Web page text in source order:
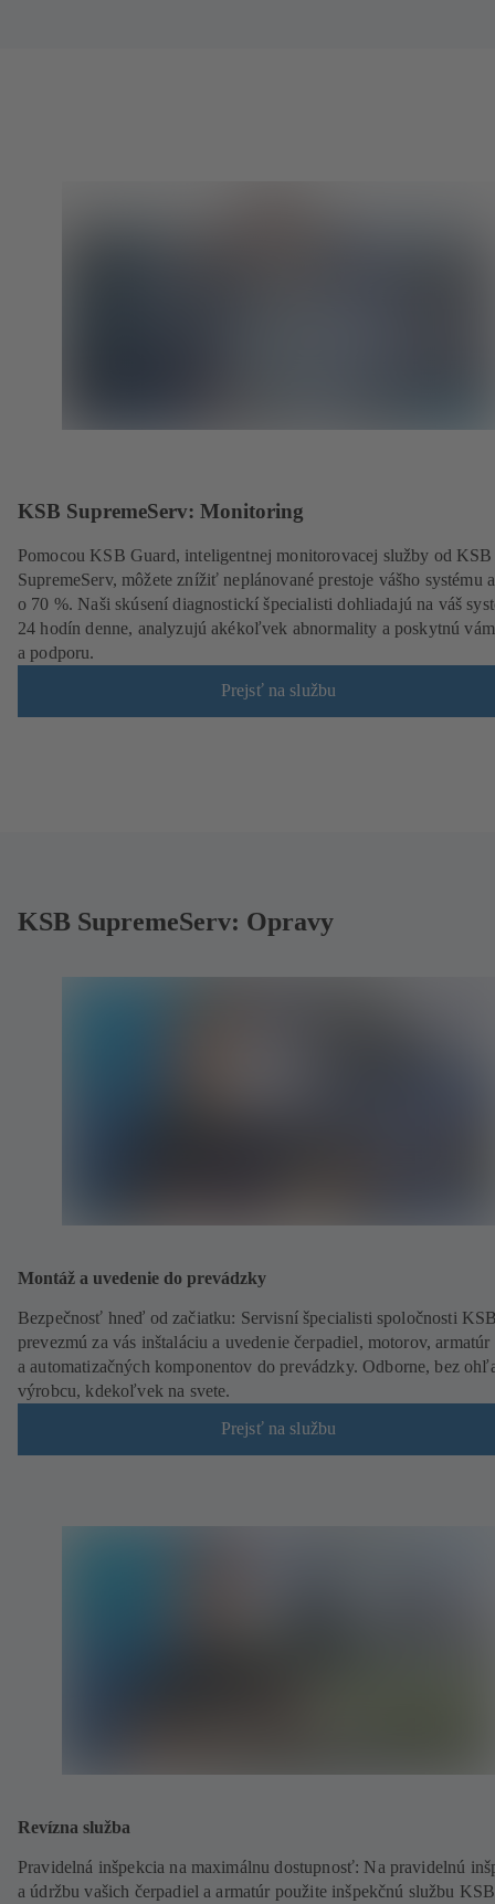
KSB SupremeServ: Monitoring
Pomocou KSB Guard, inteligentnej monitorovacej služby od KSB
SupremeServ, môžete znížiť neplánované prestoje vášho systému
o 70 %. Naši skúsení diagnostickí špecialisti dohliadajú na váš
24 hodín denne, analyzujú akékoľvek abnormality a poskytnú
a podporu.
Prejsť na službu
KSB SupremeServ: Opravy
Montáž a uvedenie do prevádzky
Bezpečnosť hneď od začiatku: Servisní špecialisti spoločnosti
prevezmú za vás inštaláciu a uvedenie čerpadiel, motorov, armatúr
a automatizačných komponentov do prevádzky. Odborne, bez
výrobcu, kdekoľvek na svete.
Prejsť na službu
Revízna služba
Pravidelná inšpekcia na maximálnu dostupnosť: Na pravidelnú
a údržbu vašich čerpadiel a armatúr použite inšpekčnú službu KSB